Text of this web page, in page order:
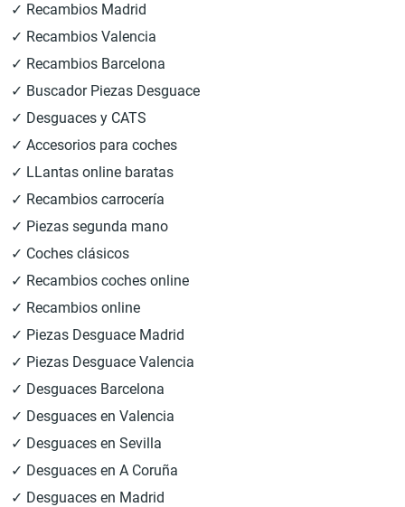
✓ Recambios Madrid
✓ Recambios Valencia
✓ Recambios Barcelona
✓ Buscador Piezas Desguace
✓ Desguaces y CATS
✓ Accesorios para coches
✓ LLantas online baratas
✓ Recambios carrocería
✓ Piezas segunda mano
✓ Coches clásicos
✓ Recambios coches online
✓ Recambios online
✓ Piezas Desguace Madrid
✓ Piezas Desguace Valencia
✓ Desguaces Barcelona
✓ Desguaces en Valencia
✓ Desguaces en Sevilla
✓ Desguaces en A Coruña
✓ Desguaces en Madrid